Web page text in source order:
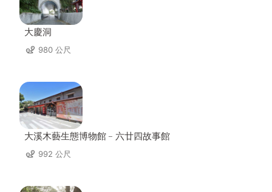
大慶洞
980 公尺
大溪木藝生態博物館﹣六廿四故事館
992 公尺